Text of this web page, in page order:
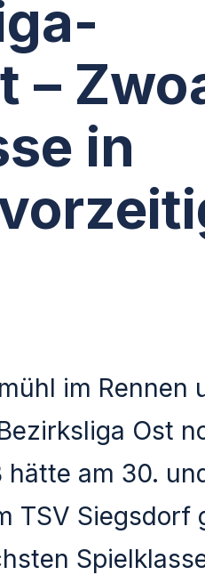
–
in
im Rennen
Ost
hätte am 30.
TSV Siegsdorf